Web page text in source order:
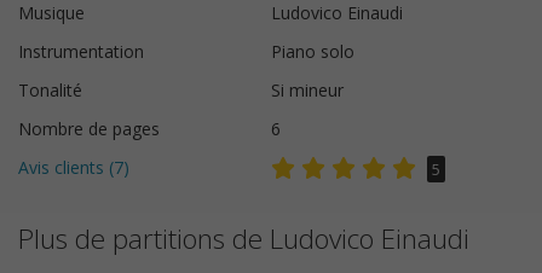
Musique
Ludovico Einaudi
Instrumentation
Piano solo
Tonalité
Si mineur
Nombre de pages
6
Avis clients (7) 5
Plus de partitions de Ludovico Einaudi